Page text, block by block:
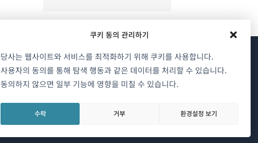
쿠키 동의 관리하기
당사는 웹사이트와 서비스를 최적화하기 위해 쿠키를 사용합니다.
사용자의 동의를 통해 탐색 행동과 같은 데이터를 처리할 수 있습니다.
동의하지 않으면 일부 기능에 영향을 미칠 수 있습니다.
수락 거부 환경설정 보기
WPML 소개
GDPR 및 개인정보 처리방침
창 창 창